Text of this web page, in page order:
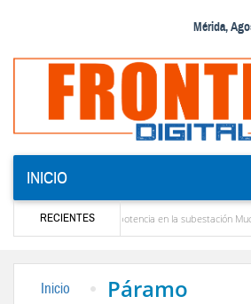
Mérida,
INICIO
RECIENTES
transformador de potencia en la subestación
Inicio Páramo